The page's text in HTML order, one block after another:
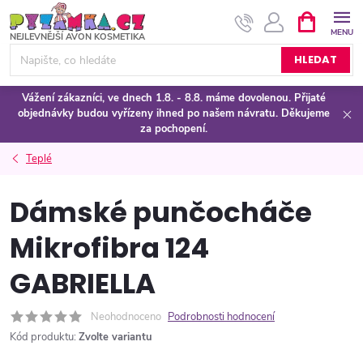
na
obsah
HLEDAT
NÁKUPNÍ
KOŠÍK
Vážení zákazníci, ve dnech 1.8. - 8.8. máme dovolenou. Přijaté
objednávky budou vyřízeny ihned po našem návratu. Děkujeme
za pochopení.
Teplé
Dámské punčocháče
Mikrofibra 124
GABRIELLA
Neohodnoceno Podrobnosti hodnocení
Kód produktu: Zvolte variantu